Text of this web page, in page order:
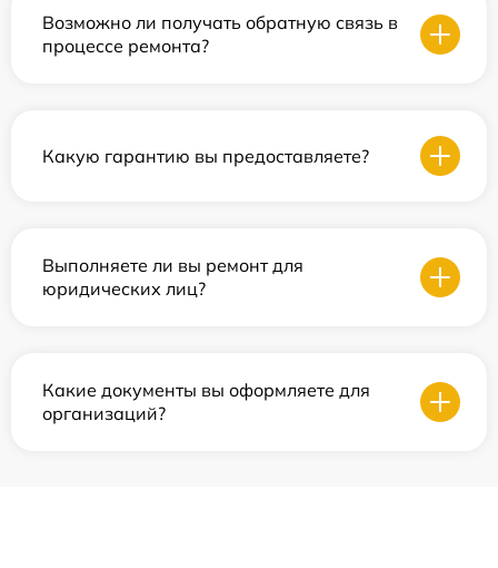
Возможно ли получать обратную связь в
процессе ремонта?
Какую гарантию вы предоставляете?
Выполняете ли вы ремонт для
юридических лиц?
Какие документы вы оформляете для
организаций?